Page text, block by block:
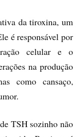
da tiroxina, um
é responsável por
celular e o
na produção
como cansaço,
TSH sozinho não